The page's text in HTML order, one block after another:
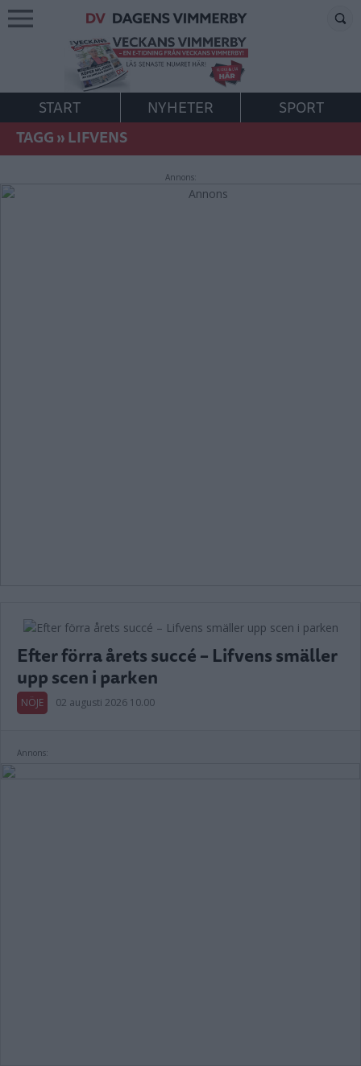
START NYHETER
SPORT
TAGG»LIFVENS
Annons:
Efter förra årets succé – Lifvens smäller
upp scen i parken
NÖJE 02 augusti 2026 10.00
Annons: